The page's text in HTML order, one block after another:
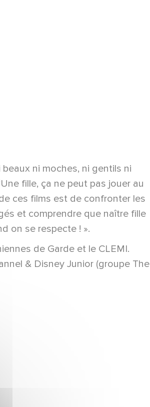
ni moches, ni gentils ni
fille, ça ne peut pas jouer au
ces films est de confronter les
et comprendre que naître fille
on se respecte ! ».
de Garde et le CLEMI.
& Disney Junior (groupe The